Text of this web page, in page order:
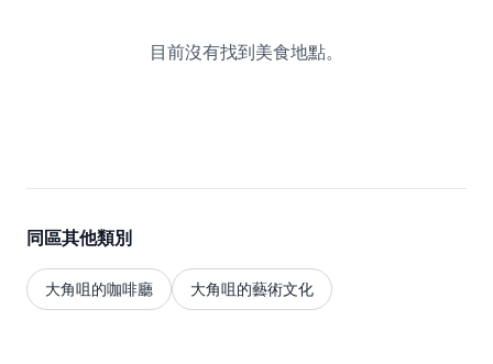
目前沒有找到美食地點。
同區其他類別
大角咀的咖啡廳 大角咀的藝術文化